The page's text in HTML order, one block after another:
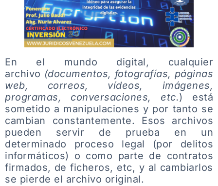
En el mundo digital, cualquier
archivo (documentos, fotografías, páginas
web, correos, vídeos, imágenes,
programas, conversaciones, etc.) está
sometido a manipulaciones y por tanto se
cambian constantemente. Esos archivos
pueden servir de prueba en un
determinado proceso legal (por delitos
informáticos) o como parte de contratos
firmados, de ficheros, etc, y al cambiarlos
se pierde el archivo original.